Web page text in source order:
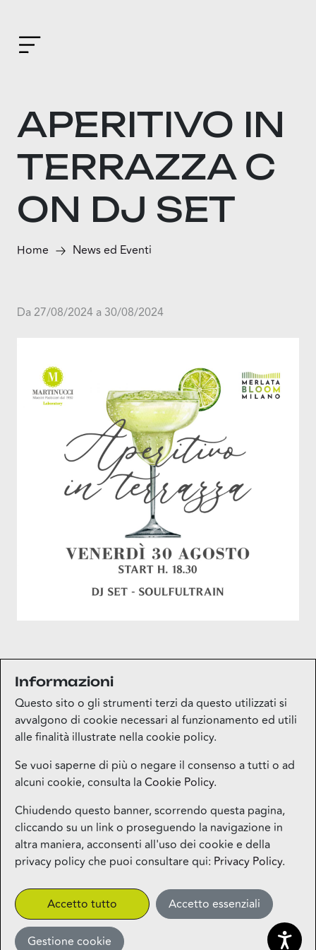
APERITIVO IN
TERRAZZA C
ON DJ SET
Home News ed Eventi
Da 27/08/2024 a 30/08/2024
I protagonisti saranno: cocktail, musica e aperitivi
pugliesi
Informazioni
Questo sito o gli strumenti terzi da questo utilizzati si
avvalgono di cookie necessari al funzionamento ed utili
alle finalità illustrate nella cookie policy.
Se vuoi saperne di più o negare il consenso a tutti o ad
alcuni cookie, consulta laCookie Policy.
Chiudendo questo banner, scorrendo questa pagina,
cliccando su un link o proseguendo la navigazione in
altra maniera, acconsenti all'uso dei cookie e della
privacy policy che puoi consultare qui: Privacy Policy.
Accetto tutto Accetto essenziali
Gestione cookie
Contatti
More